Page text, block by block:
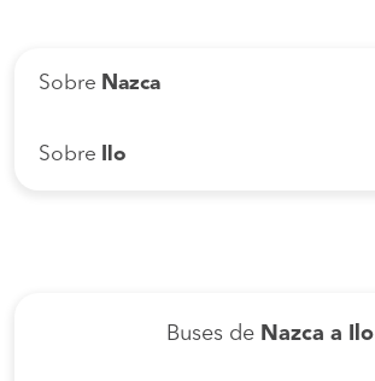
Sobre Nazca
Sobre Ilo
Buses de Nazca a Ilo